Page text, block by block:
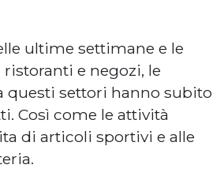
ultime settimane e le
e negozi, le
questi settori hanno subito
Così come le attività
di articoli sportivi e alle